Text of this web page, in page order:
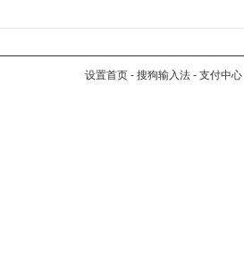
设置首页 - 搜狗输入法 - 支付中心